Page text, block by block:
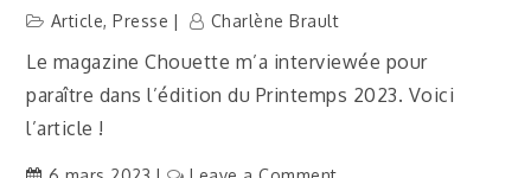
Article,Presse Charlène Brault
Le magazine Chouette m’a interviewée pour
paraître dans l’édition du Printemps 2023. Voici
l’article !